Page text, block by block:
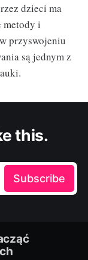
dzieci ma
metody i
przyswojeniu
są jednym z
this.
Subscribe